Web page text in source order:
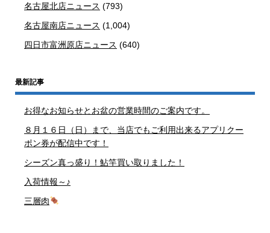
名古屋北店ニュース (793)
名古屋南店ニュース (1,004)
四日市富洲原店ニュース (640)
最新記事
お得なお知らせとお盆の営業時間のご案内です。
８月１６日（日）まで、当店でもご利用出来るアプリクー
ポン券が配信中です！
シーズン真っ盛り！鮎竿買い取りました！
入荷情報～♪
三層肉